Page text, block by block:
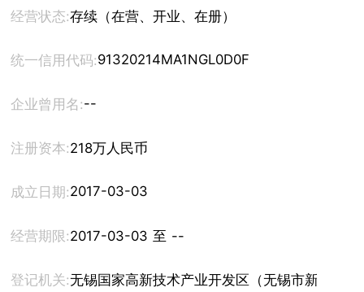
经营状态:存续（在营、开业、在册）
统一信用代码:91320214MA1NGL0D0F
企业曾用名:--
注册资本:218万人民币
成立日期:2017-03-03
经营期限: 2017-03-03 至 --
登记机关:无锡国家高新技术产业开发区（无锡市新吴区）